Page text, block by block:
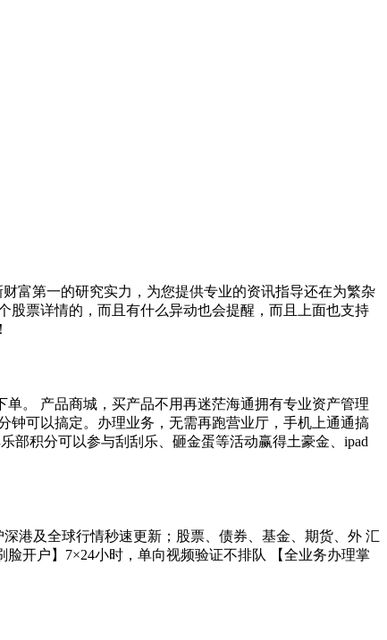
富第一的研究实力，为您提供专业的资讯指导还在为繁杂
股票详情的，而且有什么异动也会提醒，而且上面也支持
。 产品商城，买产品不用再迷茫海通拥有专业资产管理
钟可以搞定。办理业务，无需再跑营业厅，手机上通通搞
部积分可以参与刮刮乐、砸金蛋等活动赢得土豪金、ipad
港及全球行情秒速更新；股票、债券、基金、期货、外 汇
开户】7×24小时，单向视频验证不排队 【全业务办理掌